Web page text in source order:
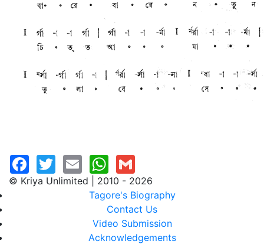
© Kriya Unlimited | 2010 - 2026
Tagore's Biography
Contact Us
Video Submission
Acknowledgements